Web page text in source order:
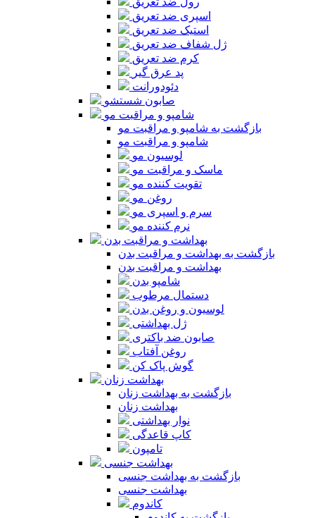
اسپری ضد تعریق
استیک ضد تعریق
ژل شفاف ضد تعریق
کرم ضد تعریق
پد عرق گیر
دئودورانت
صابون شستشو
شامپو و مراقبت مو
بازگشت به شامپو و مراقبت مو
شامپو و مراقبت مو
لوسیون مو
ماسک و مراقبت مو
تقویت کننده مو
روغن مو
سرم و اسپری مو
نرم کننده مو
بهداشت و مراقبت بدن
بازگشت به بهداشت و مراقبت بدن
بهداشت و مراقبت بدن
شامپو بدن
دستمال مرطوب
لوسیون و روغن بدن
ژل بهداشتی
صابون ضد باکتری
روغن آفتاب
گوش پاک کن
بهداشت زنان
بازگشت به بهداشت زنان
بهداشت زنان
نوار بهداشتی
کاپ قاعدگی
تامپون
بهداشت جنسی
بازگشت به بهداشت جنسی
بهداشت جنسی
کاندوم